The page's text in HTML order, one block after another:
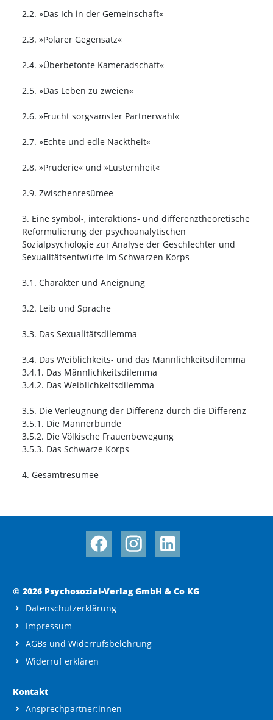
2.2. »Das Ich in der Gemeinschaft«
2.3. »Polarer Gegensatz«
2.4. »Überbetonte Kameradschaft«
2.5. »Das Leben zu zweien«
2.6. »Frucht sorgsamster Partnerwahl«
2.7. »Echte und edle Nacktheit«
2.8. »Prüderie« und »Lüsternheit«
2.9. Zwischenresümee
3. Eine symbol-, interaktions- und differenztheoretische
Reformulierung der psychoanalytischen
Sozialpsychologie zur Analyse der Geschlechter und
Sexualitätsentwürfe im Schwarzen Korps
3.1. Charakter und Aneignung
3.2. Leib und Sprache
3.3. Das Sexualitätsdilemma
3.4. Das Weiblichkeits- und das Männlichkeitsdilemma
3.4.1. Das Männlichkeitsdilemma
3.4.2. Das Weiblichkeitsdilemma
3.5. Die Verleugnung der Differenz durch die Differenz
3.5.1. Die Männerbünde
3.5.2. Die Völkische Frauenbewegung
3.5.3. Das Schwarze Korps
4. Gesamtresümee
© 2026 Psychosozial-Verlag GmbH & Co KG
Datenschutzerklärung
Impressum
AGBs und Widerrufsbelehrung
Widerruf erklären
Kontakt
Ansprechpartner:innen